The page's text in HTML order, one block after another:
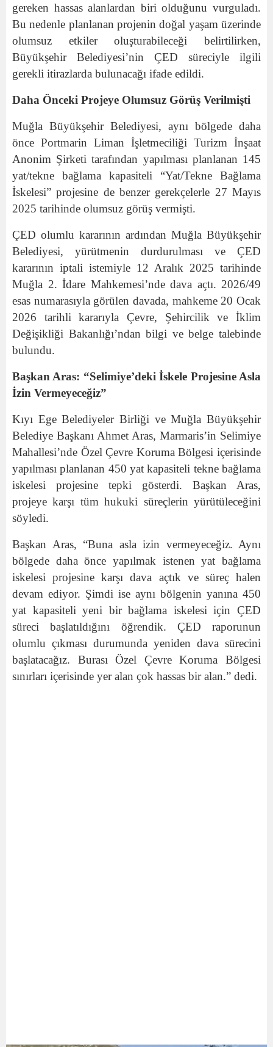
gereken hassas alanlardan biri olduğunu vurguladı.
Bu nedenle planlanan projenin doğal yaşam üzerinde
olumsuz etkiler oluşturabileceği belirtilirken,
Büyükşehir Belediyesi’nin ÇED süreciyle ilgili
gerekli itirazlarda bulunacağı ifade edildi.
Daha Önceki Projeye Olumsuz Görüş Verilmişti
Muğla Büyükşehir Belediyesi, aynı bölgede daha
önce Portmarin Liman İşletmeciliği Turizm İnşaat
Anonim Şirketi tarafından yapılması planlanan 145
yat/tekne bağlama kapasiteli “Yat/Tekne Bağlama
İskelesi” projesine de benzer gerekçelerle 27 Mayıs
2025 tarihinde olumsuz görüş vermişti.
ÇED olumlu kararının ardından Muğla Büyükşehir
Belediyesi, yürütmenin durdurulması ve ÇED
kararının iptali istemiyle 12 Aralık 2025 tarihinde
Muğla 2. İdare Mahkemesi’nde dava açtı. 2026/49
esas numarasıyla görülen davada, mahkeme 20 Ocak
2026 tarihli kararıyla Çevre, Şehircilik ve İklim
Değişikliği Bakanlığı’ndan bilgi ve belge talebinde
bulundu.
Başkan Aras: “Selimiye’deki İskele Projesine Asla
İzin Vermeyeceğiz”
Kıyı Ege Belediyeler Birliği ve Muğla Büyükşehir
Belediye Başkanı Ahmet Aras, Marmaris’in Selimiye
Mahallesi’nde Özel Çevre Koruma Bölgesi içerisinde
yapılması planlanan 450 yat kapasiteli tekne bağlama
iskelesi projesine tepki gösterdi. Başkan Aras,
projeye karşı tüm hukuki süreçlerin yürütüleceğini
söyledi.
Başkan Aras, “Buna asla izin vermeyeceğiz. Aynı
bölgede daha önce yapılmak istenen yat bağlama
iskelesi projesine karşı dava açtık ve süreç halen
devam ediyor. Şimdi ise aynı bölgenin yanına 450
yat kapasiteli yeni bir bağlama iskelesi için ÇED
süreci başlatıldığını öğrendik. ÇED raporunun
olumlu çıkması durumunda yeniden dava sürecini
başlatacağız. Burası Özel Çevre Koruma Bölgesi
sınırları içerisinde yer alan çok hassas bir alan.” dedi.